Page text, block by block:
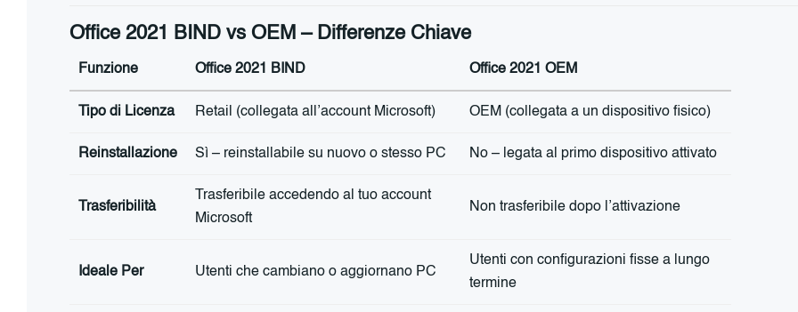
Office 2021 BIND vs OEM – Differenze Chiave
Funzione Office 2021 BIND Office 2021 OEM
Tipo di Licenza Retail (collegata all’account Microsoft) OEM (collegata a un dispositivo fisico)
Reinstallazione Sì – reinstallabile su nuovo o stesso PC No – legata al primo dispositivo attivato
Trasferibilità
Trasferibile accedendo al tuo account
Microsoft
Non trasferibile dopo l’attivazione
Ideale Per Utenti che cambiano o aggiornano PC
Utenti con configurazioni fisse a lungo
termine